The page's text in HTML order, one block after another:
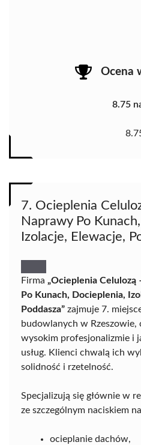
Ocena
8.75
7. Ocieplenia
Naprawy Po
Izolacje, Elewacje,
Firma „Ocieplenia Celulozą
Po Kunach, Docieplenia,
Poddasza” zajmuje 7.
budowlanych w Rzeszowie,
wysokim profesjonalizmie i
usług. Klienci chwalą ich
solidność i rzetelność.
Specjalizują się głównie w
ze szczególnym naciskiem
ocieplanie dachów,